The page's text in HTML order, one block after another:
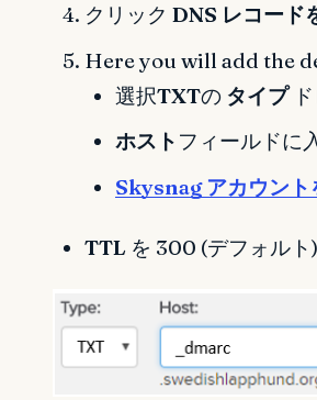
クリック DNS レコード
Here you will add the
選択TXTの タイプド
ホスト フィールドに
Skysnag アカウント
TTLを 300 (デフォルト